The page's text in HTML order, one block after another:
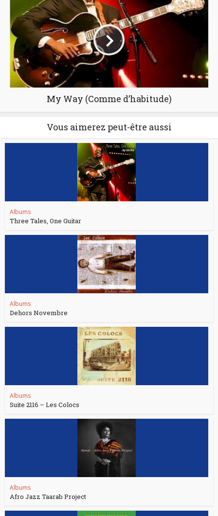
My Way (Comme d’habitude)
Vous aimerez peut-être aussi
Albums
Three Tales, One Guitar
Albums
Dehors Novembre
Albums
Suite 2116 – Les Colocs
Albums
Afro Jazz Taarab Project